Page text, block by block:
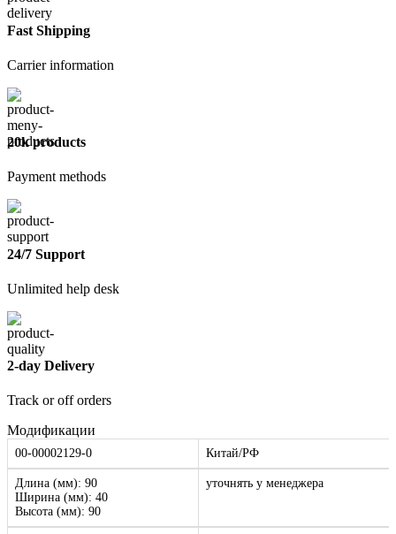
Fast Shipping
Carrier information
20k products
Payment methods
24/7 Support
Unlimited help desk
2-day Delivery
Track or off orders
Модификации
00-00002129-0 Китай/РФ
Длина (мм): 90
Ширина (мм): 40
Высота (мм): 90
уточнять у менеджера